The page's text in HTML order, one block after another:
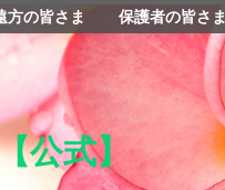
方の皆さま 保護者の皆さま
公式】